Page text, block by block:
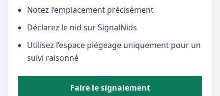
Notez l’emplacement précisément
Déclarez le nid sur SignalNids
Utilisez l’espace piégeage uniquement pour un
suivi raisonné
Faire le signalement